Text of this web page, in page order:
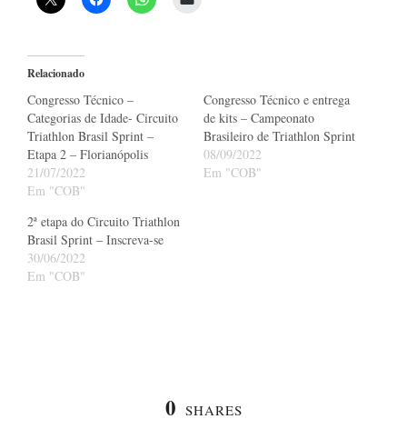
Relacionado
Congresso Técnico –
Categorias de Idade- Circuito
Triathlon Brasil Sprint –
Etapa 2 – Florianópolis
21/07/2022
Em "COB"
Congresso Técnico e entrega
de kits – Campeonato
Brasileiro de Triathlon Sprint
08/09/2022
Em "COB"
2ª etapa do Circuito Triathlon
Brasil Sprint – Inscreva-se
30/06/2022
Em "COB"
0 SHARES